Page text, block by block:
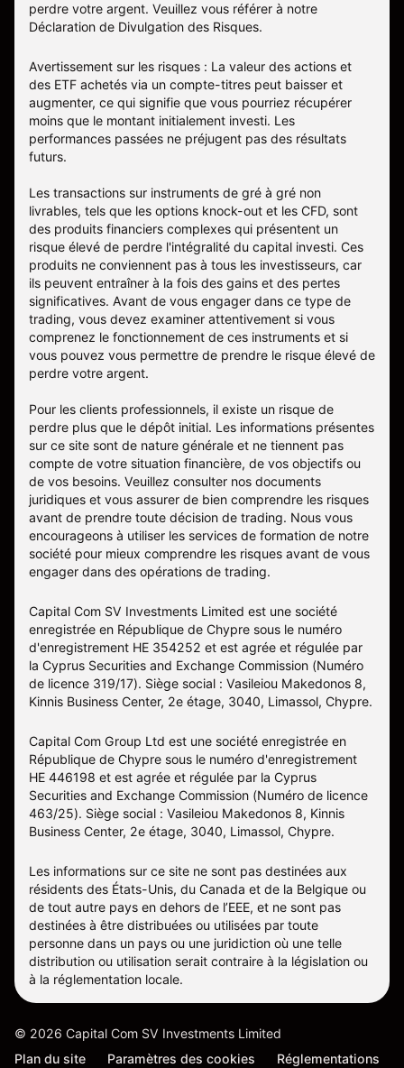
perdre votre argent. Veuillez vous référer à notre
Déclaration de Divulgation des Risques.
Avertissement sur les risques : La valeur des actions et
des ETF achetés via un compte-titres peut baisser et
augmenter, ce qui signifie que vous pourriez récupérer
moins que le montant initialement investi. Les
performances passées ne préjugent pas des résultats
futurs.
Les transactions sur instruments de gré à gré non
livrables, tels que les options knock-out et les CFD, sont
des produits financiers complexes qui présentent un
risque élevé de perdre l'intégralité du capital investi. Ces
produits ne conviennent pas à tous les investisseurs, car
ils peuvent entraîner à la fois des gains et des pertes
significatives. Avant de vous engager dans ce type de
trading, vous devez examiner attentivement si vous
comprenez le fonctionnement de ces instruments et si
vous pouvez vous permettre de prendre le risque élevé de
perdre votre argent.
Pour les clients professionnels, il existe un risque de
perdre plus que le dépôt initial. Les informations présentes
sur ce site sont de nature générale et ne tiennent pas
compte de votre situation financière, de vos objectifs ou
de vos besoins. Veuillez consulter nos documents
juridiques et vous assurer de bien comprendre les risques
avant de prendre toute décision de trading. Nous vous
encourageons à utiliser les services de formation de notre
société pour mieux comprendre les risques avant de vous
engager dans des opérations de trading.
Capital Com SV Investments Limited est une société
enregistrée en République de Chypre sous le numéro
d'enregistrement HE 354252 et est agrée et régulée par
la Cyprus Securities and Exchange Commission (Numéro
de licence 319/17). Siège social : Vasileiou Makedonos 8,
Kinnis Business Center, 2e étage, 3040, Limassol, Chypre.
Capital Com Group Ltd est une société enregistrée en
République de Chypre sous le numéro d'enregistrement
ΗΕ 446198 et est agrée et régulée par la Cyprus
Securities and Exchange Commission (Numéro de licence
463/25). Siège social : Vasileiou Makedonos 8, Kinnis
Business Center, 2e étage, 3040, Limassol, Chypre.
Les informations sur ce site ne sont pas destinées aux
résidents des États-Unis, du Canada et de la Belgique ou
de tout autre pays en dehors de l’EEE, et ne sont pas
destinées à être distribuées ou utilisées par toute
personne dans un pays ou une juridiction où une telle
distribution ou utilisation serait contraire à la législation ou
à la réglementation locale.
© 2026 Capital Com SV Investments Limited
Plan du site
Paramètres des cookies Réglementations